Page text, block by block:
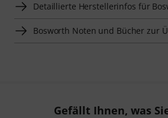
Detaillierte Herstellerinfos für
Bosworth Noten und Bücher zur
Gefällt Ihnen, was